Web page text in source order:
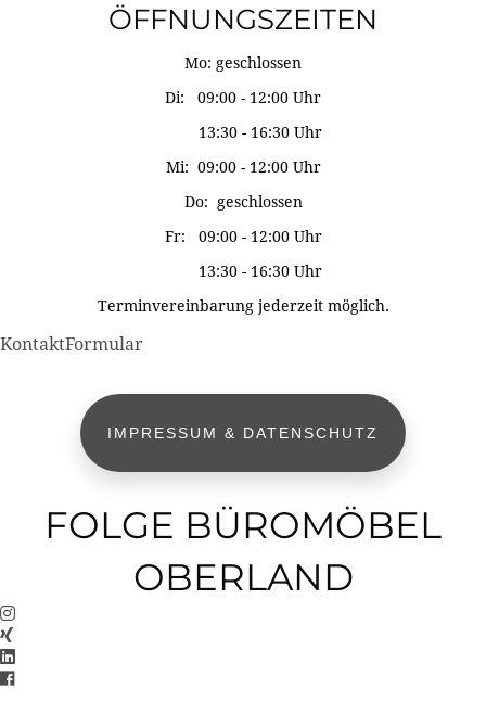
ÖFFNUNGSZEITEN
Mo: geschlossen
Di: 09:00 - 12:00 Uhr
13:30 - 16:30 Uhr
Mi: 09:00 - 12:00 Uhr
Do: geschlossen
Fr: 09:00 - 12:00 Uhr
13:30 - 16:30 Uhr
Terminvereinbarung jederzeit möglich.
KontaktFormular
IMPRESSUM & DATENSCHUTZ
FOLGE BÜROMÖBEL
OBERLAND